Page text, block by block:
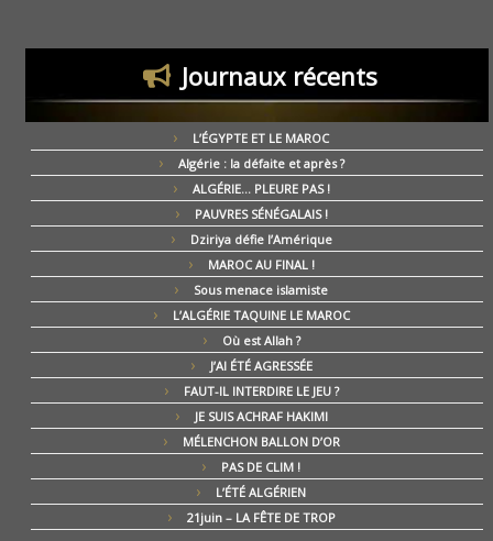
Journaux récents
L’ÉGYPTE ET LE MAROC
Algérie : la défaite et après ?
ALGÉRIE… PLEURE PAS !
PAUVRES SÉNÉGALAIS !
Dziriya défie l’Amérique
MAROC AU FINAL !
Sous menace islamiste
L’ALGÉRIE TAQUINE LE MAROC
Où est Allah ?
J’AI ÉTÉ AGRESSÉE
FAUT-IL INTERDIRE LE JEU ?
JE SUIS ACHRAF HAKIMI
MÉLENCHON BALLON D’OR
PAS DE CLIM !
L’ÉTÉ ALGÉRIEN
21juin – LA FÊTE DE TROP